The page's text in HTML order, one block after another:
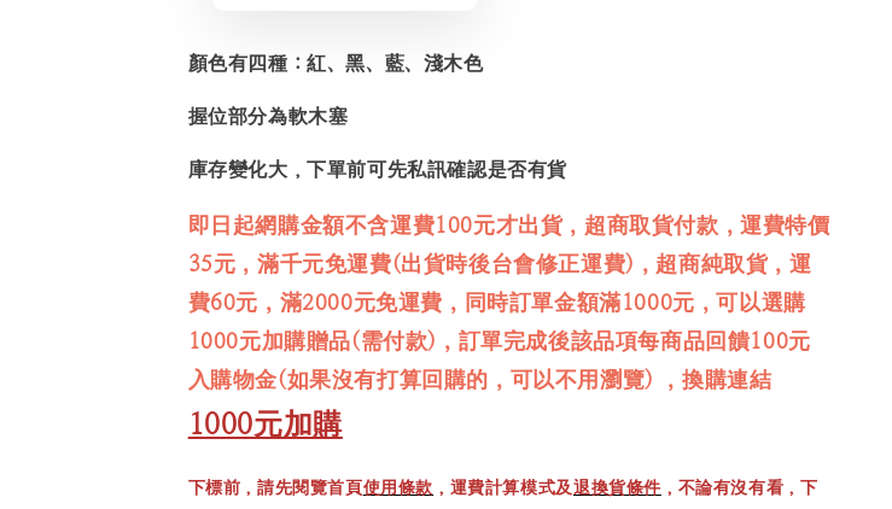
顏色有四種：紅、黑、藍、淺木色
握位部分為軟木塞
庫存變化大，下單前可先私訊確認是否有貨
即日起網購金額不含運費100元才出貨，超商取貨付款，運費特價
35元，滿千元免運費(出貨時後台會修正運費)，超商純取貨，運
費60元，滿2000元免運費，同時訂單金額滿1000元，可以選購
1000元加購贈品(需付款)，訂單完成後該品項每商品回饋100元
入購物金(如果沒有打算回購的，可以不用瀏覽) ，換購連結
1000元加購
下標前，請先閱覽首頁使用條款 ，運費計算模式及退換貨條件 ，不論有沒有看，下